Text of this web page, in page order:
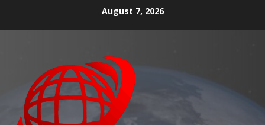
August 7, 2026